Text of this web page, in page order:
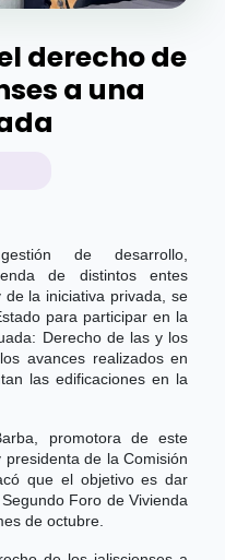
derecho de
a una
de desarrollo,
de distintos entes
de la iniciativa privada, se
para participar en la
Derecho de las y los
avances realizados en
las edificaciones en la
promotora de este
de la Comisión
que el objetivo es dar
Foro de Vivienda
de octubre.